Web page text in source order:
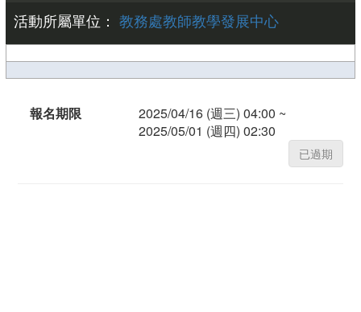
活動所屬單位： 教務處教師教學發展中心
報名期限
2025/04/16 (週三) 04:00 ~
2025/05/01 (週四) 02:30
已過期